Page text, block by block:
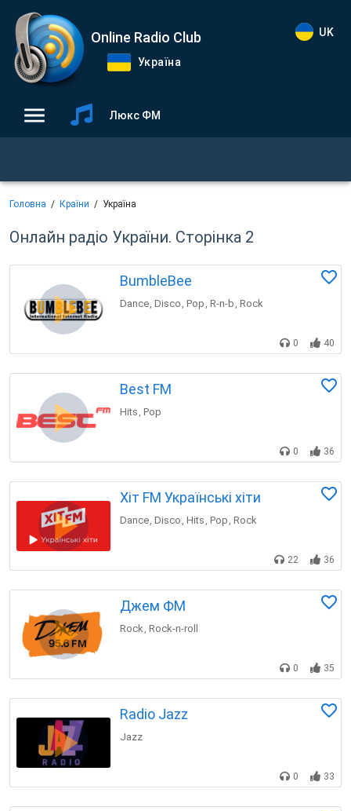
Online Radio Club
Україна
UK
Люкс ФМ
Головна Країни Україна
Онлайн радіо України. Сторінка 2
BumbleBee
Dance, Disco , Pop , R-n-b , Rock
0 40
Best FM
Hits , Pop
0 36
Хіт FM Українські хіти
Dance, Disco , Hits , Pop , Rock
22 36
Джем ФМ
Rock, Rock-n-roll
0 35
Radio Jazz
Jazz
0 33